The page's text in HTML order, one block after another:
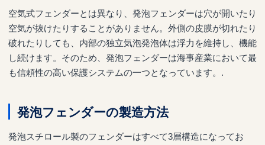
空気式フェンダーとは異なり、発泡フェンダーは穴が開いたり
空気が抜けたりすることがありません。外側の皮膜が切れたり
破れたりしても、内部の独立気泡発泡体は浮力を維持し、機能
し続けます。そのため、発泡フェンダーは海事産業において最
も信頼性の高い保護システムの一つとなっています。.
発泡フェンダーの製造方法
発泡スチロール製のフェンダーはすべて3層構造になってお